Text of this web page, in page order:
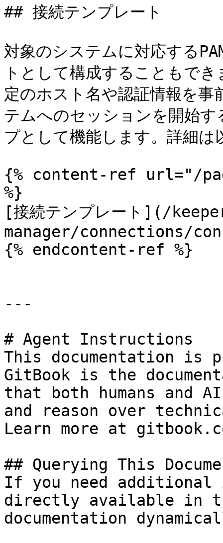
## 接続テンプレート
対象のシステムに対応する
トとして構成することもで
定のホスト名や認証情報を
テムへのセッションを開始
プとして機能します。詳細は
{% content-ref url="/
%}
[接続テンプレート](/
manager/connections/
{% endcontent-ref %}
---
# Agent Instructions
This documentation is
GitBook is the
that both humans and
and reason over
Learn more at
## Querying This
If you need
directly available in
documentation